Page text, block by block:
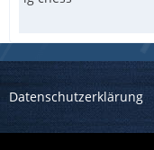
Datenschutzerklärung